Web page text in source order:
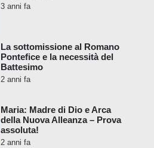
3 anni fa
La sottomissione al Romano
Pontefice e la necessità del
Battesimo
2 anni fa
Maria: Madre di Dio e Arca
della Nuova Alleanza – Prova
assoluta!
2 anni fa